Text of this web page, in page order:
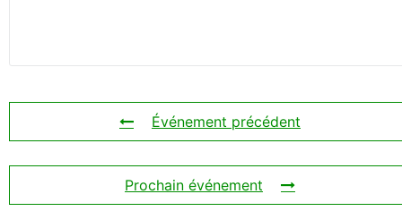
Événement précédent
Prochain événement